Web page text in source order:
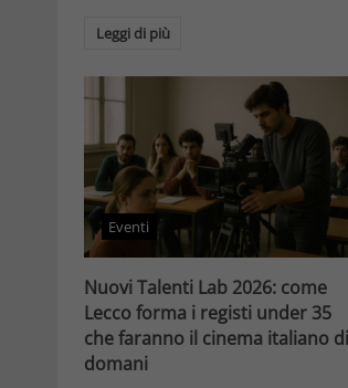
Leggi di più
Eventi
Nuovi Talenti Lab 2026: come
Lecco forma i registi under 35
che faranno il cinema italiano di
domani